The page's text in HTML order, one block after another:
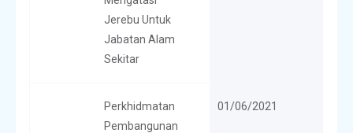
Jerebu Untuk
Jabatan Alam
Sekitar
Perkhidmatan
Pembangunan
01/06/2021